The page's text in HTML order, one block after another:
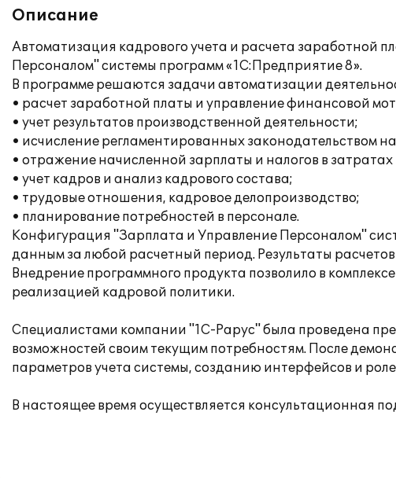
Описание
Автоматизация кадрового учета и расчета заработной
Персоналом" системы программ «1С:Предприятие 8».
В программе решаются задачи автоматизации
• расчет заработной платы и управление финансовой
• учет результатов производственной деятельности;
• исчисление регламентированных законодательством
• отражение начисленной зарплаты и налогов в
• учет кадров и анализ кадрового состава;
• трудовые отношения, кадровое делопроизводство;
• планирование потребностей в персонале.
Конфигурация "Зарплата и Управление Персоналом"
данным за любой расчетный период. Результаты
Внедрение программного продукта позволило в
реализацией кадровой политики.
Специалистами компании "1С-Рарус" была проведена
возможностей своим текущим потребностям. После
параметров учета системы, созданию интерфейсов и
В настоящее время осуществляется консультационная